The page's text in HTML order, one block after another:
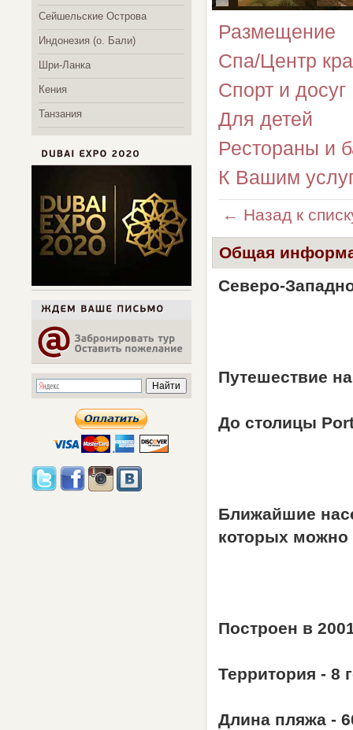
Размещение
Спа/Центр
Спорт и досуг
Для детей
Рестораны и
К Вашим
← Назад к
Общая
Северо-
Путешествие
До столицы
Ближайшие
которых можно
Построен в
Территория - 8
Длина пляжа -
Сейшельские Острова
Индонезия (о. Бали)
Шри-Ланка
Кения
Танзания